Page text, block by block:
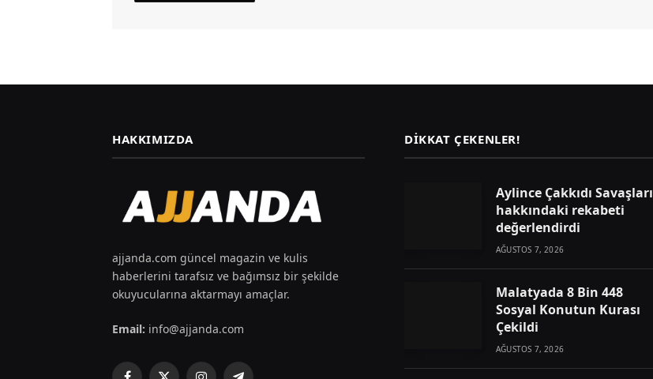
HAKKIMIZDA
ajjanda.com güncel magazin ve kulis
haberlerini tarafsız ve bağımsız bir şekilde
okuyucularına aktarmayı amaçlar.
Email: info@ajjanda.com
DIKKAT ÇEKENLER!
Aylince Çakkıdı Savaşları
hakkındaki rekabeti
değerlendirdi
AĞUSTOS 7, 2026
Malatyada 8 Bin 448
Sosyal Konutun Kurası
Çekildi
AĞUSTOS 7, 2026